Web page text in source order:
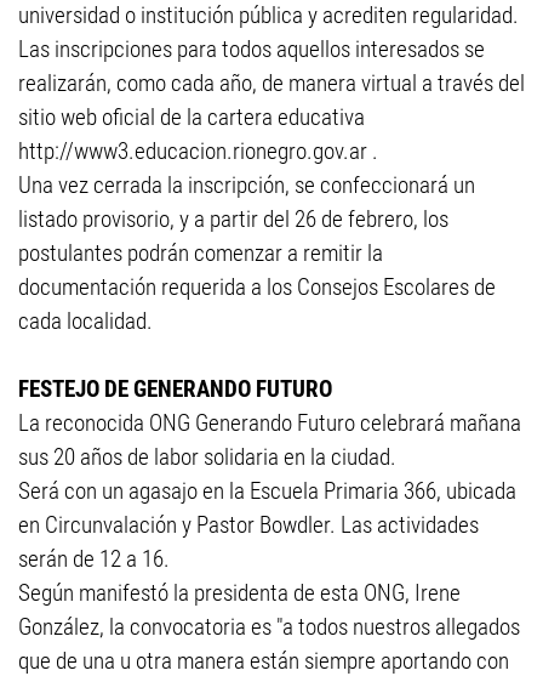
universidad o institución pública y acrediten regularidad.
Las inscripciones para todos aquellos interesados se
realizarán, como cada año, de manera virtual a través del
sitio web oficial de la cartera educativa
http://www3.educacion.rionegro.gov.ar .
Una vez cerrada la inscripción, se confeccionará un
listado provisorio, y a partir del 26 de febrero, los
postulantes podrán comenzar a remitir la
documentación requerida a los Consejos Escolares de
cada localidad.
FESTEJO DE GENERANDO FUTURO
La reconocida ONG Generando Futuro celebrará mañana
sus 20 años de labor solidaria en la ciudad.
Será con un agasajo en la Escuela Primaria 366, ubicada
en Circunvalación y Pastor Bowdler. Las actividades
serán de 12 a 16.
Según manifestó la presidenta de esta ONG, Irene
González, la convocatoria es "a todos nuestros allegados
que de una u otra manera están siempre aportando con